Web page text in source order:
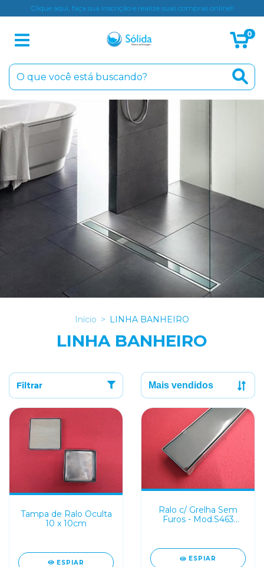
Clique aqui, faça sua inscrição e realize suas compras online!!
0
Início > LINHA BANHEIRO
LINHA BANHEIRO
Filtrar
Tampa de Ralo Oculta
10 x 10cm
ESPIAR
Ralo c/ Grelha Sem
Furos - Mod.S463
ESPIAR